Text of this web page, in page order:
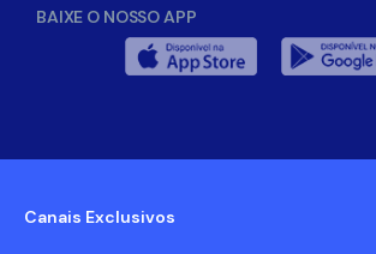
BAIXE O NOSSO APP
Canais Exclusivos